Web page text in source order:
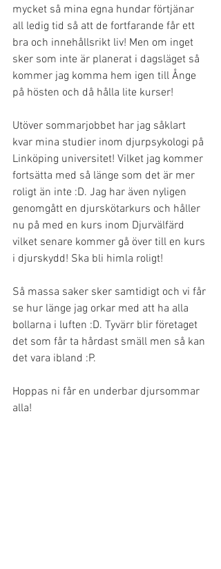
mycket så mina egna hundar förtjänar
all ledig tid så att de fortfarande får ett
bra och innehållsrikt liv! Men om inget
sker som inte är planerat i dagsläget så
kommer jag komma hem igen till Ånge
på hösten och då hålla lite kurser!
Utöver sommarjobbet har jag såklart
kvar mina studier inom djurpsykologi på
Linköping universitet! Vilket jag kommer
fortsätta med så länge som det är mer
roligt än inte :D. Jag har även nyligen
genomgått en djurskötarkurs och håller
nu på med en kurs inom Djurvälfärd
vilket senare kommer gå över till en kurs
i djurskydd! Ska bli himla roligt!
Så massa saker sker samtidigt och vi får
se hur länge jag orkar med att ha alla
bollarna i luften :D. Tyvärr blir företaget
det som får ta hårdast smäll men så kan
det vara ibland :P.
Hoppas ni får en underbar djursommar
alla!